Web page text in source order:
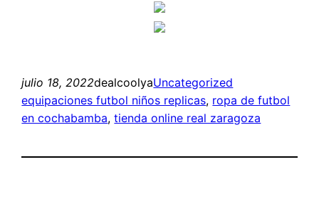
julio 18, 2022dealcoolyaUncategorized
equipaciones futbol niños replicas, ropa de futbol
en cochabamba, tienda online real zaragoza